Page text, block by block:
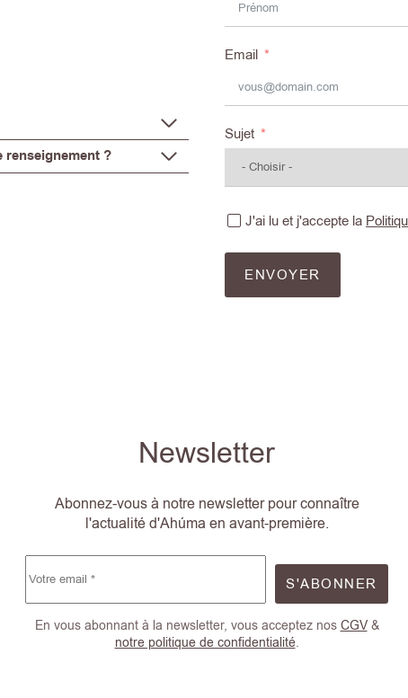
renseignement ?
Email
Sujet
J'ai lu et j'accepte la
ENVOYER
Newsletter
Abonnez-vous à notre newsletter pour connaître
l'actualité d'Ahúma en avant-première.
S'ABONNER
En vous abonnant à la newsletter, vous acceptez nos CGV&
notre politique de confidentialité.